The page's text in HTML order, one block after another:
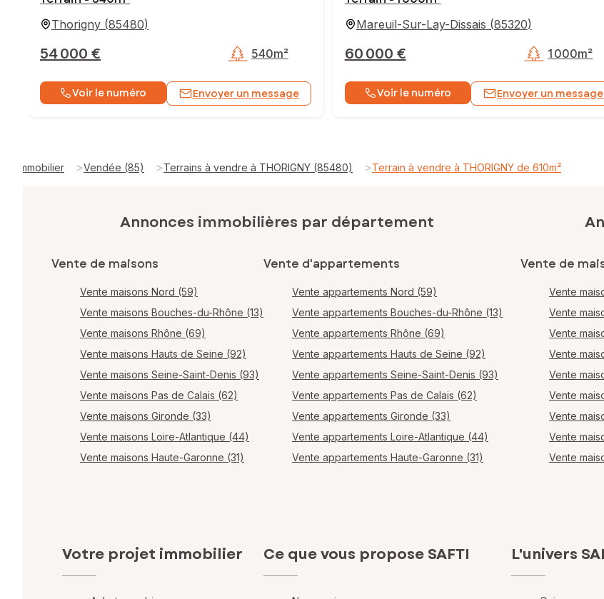
Thorigny (85480)
54 000 € 540m²
Voir le numéro Envoyer un message
Mareuil-Sur-Lay-Dissais (85320)
60 000 € 1 000m²
Voir le numéro Envoyer un message
Immobilier >Vendée (85) >Terrains à vendre à THORIGNY (85480) >Terrain à vendre à THORIGNY de 610m²
Annonces immobilières par département
Vente de maisons
Vente maisons Nord (59)
Vente maisons Bouches-du-Rhône (13)
Vente maisons Rhône (69)
Vente maisons Hauts de Seine (92)
Vente maisons Seine-Saint-Denis (93)
Vente maisons Pas de Calais (62)
Vente maisons Gironde (33)
Vente maisons Loire-Atlantique (44)
Vente maisons Haute-Garonne (31)
Vente d'appartements
Vente appartements Nord (59)
Vente appartements Bouches-du-Rhône (13)
Vente appartements Rhône (69)
Vente appartements Hauts de Seine (92)
Vente appartements Seine-Saint-Denis (93)
Vente appartements Pas de Calais (62)
Vente appartements Gironde (33)
Vente appartements Loire-Atlantique (44)
Vente appartements Haute-Garonne (31)
Vente de
Vente
Vente
Vente
Vente
Vente
Vente
Vente
Vente
Vente
Votre projet immobilier Ce que vous propose SAFTI L'univers